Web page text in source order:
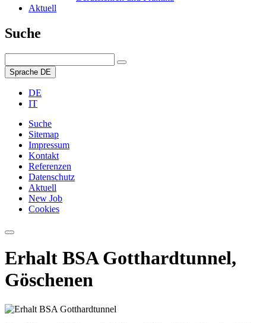
Aktuell
Suche
Sprache DE
DE
IT
Suche
Sitemap
Impressum
Kontakt
Referenzen
Datenschutz
Aktuell
New Job
Cookies
Erhalt BSA Gotthardtunnel,
Göschenen